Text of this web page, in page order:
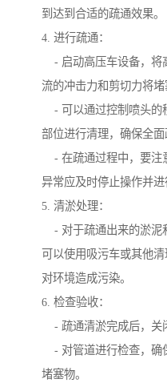
到达到合适的疏通效果。
4. 进行疏通：
- 启动高压车设备，将
流的冲击力和剪切力将堵
- 可以通过控制喷头的
部位进行清理，确保全面
- 在疏通过程中，要注
异常应及时停止操作并进
5. 清淤处理：
- 对于疏通出来的淤泥
可以使用吸污车或其他
对环境造成污染。
6. 检查验收：
- 疏通清淤完成后，关
- 对管道进行检查，确
堵塞物。